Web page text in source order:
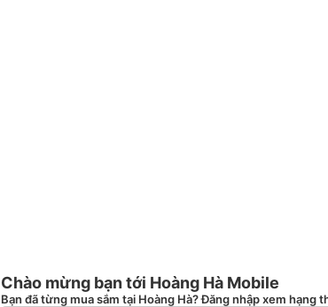
Chào mừng bạn tới Hoàng Hà Mobile
Bạn đã từng mua sắm tại Hoàng Hà? Đăng nhập xem hạng